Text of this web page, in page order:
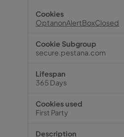
OptanonAlertBoxClosed
secure.pestana.com
365 Days
First Party